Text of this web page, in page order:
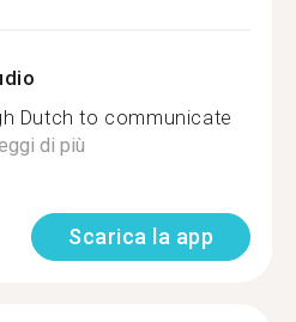
Dutch to communicate
di più
Scarica la app